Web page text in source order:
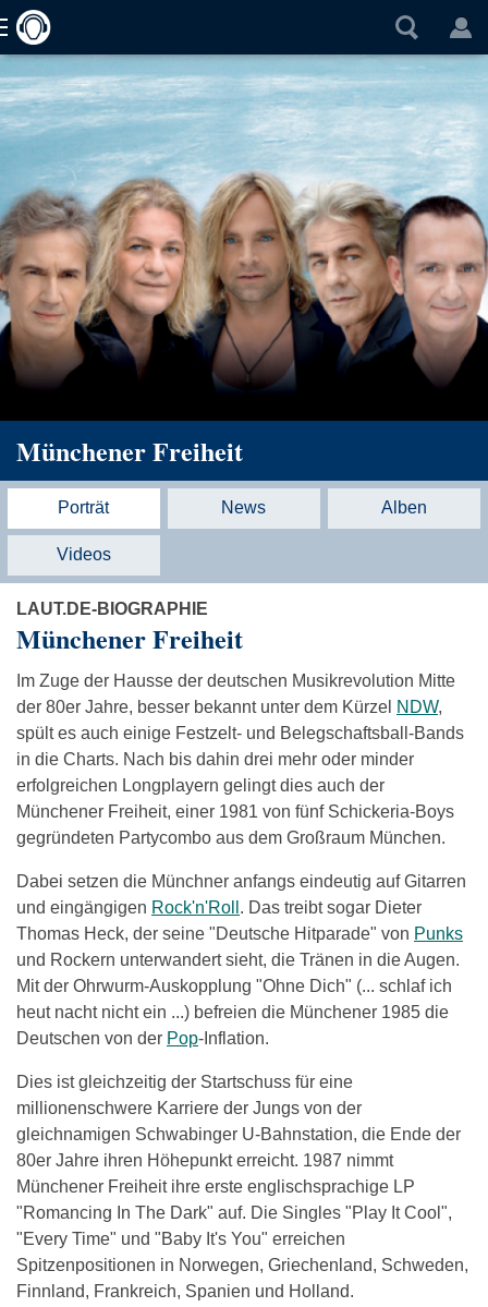
Münchener Freiheit
Porträt News Alben
Videos
LAUT.DE-BIOGRAPHIE
Münchener Freiheit
Im Zuge der Hausse der deutschen Musikrevolution Mitte
der 80er Jahre, besser bekannt unter dem Kürzel NDW,
spült es auch einige Festzelt- und Belegschaftsball-Bands
in die Charts. Nach bis dahin drei mehr oder minder
erfolgreichen Longplayern gelingt dies auch der
Münchener Freiheit, einer 1981 von fünf Schickeria-Boys
gegründeten Partycombo aus dem Großraum München.
Dabei setzen die Münchner anfangs eindeutig auf Gitarren
und eingängigen Rock'n'Roll . Das treibt sogar Dieter
Thomas Heck, der seine "Deutsche Hitparade" von Punks
und Rockern unterwandert sieht, die Tränen in die Augen.
Mit der Ohrwurm-Auskopplung "Ohne Dich" (... schlaf ich
heut nacht nicht ein ...) befreien die Münchener 1985 die
Deutschen von der Pop-Inflation.
Dies ist gleichzeitig der Startschuss für eine
millionenschwere Karriere der Jungs von der
gleichnamigen Schwabinger U-Bahnstation, die Ende der
80er Jahre ihren Höhepunkt erreicht. 1987 nimmt
Münchener Freiheit ihre erste englischsprachige LP
"Romancing In The Dark" auf. Die Singles "Play It Cool",
"Every Time" und "Baby It's You" erreichen
Spitzenpositionen in Norwegen, Griechenland, Schweden,
Finnland, Frankreich, Spanien und Holland.